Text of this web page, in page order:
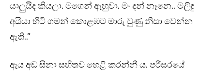
යාලුයිද කියලා. මගෙන් ඇහුවා. මං දන් නෑනෙ.. මලිඳු
අයියා හිටි ගමන් කොළඹට මාරු වුණු නිසා වෙන්න
ඇති..”
ඇය අඩ සිනා සහිතව හෙළි කරන්නී ය. පරිසරයේ